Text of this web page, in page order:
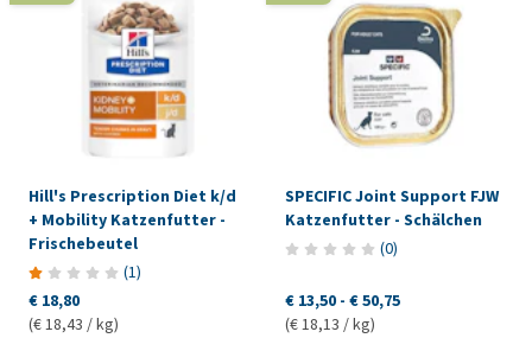
Hill's Prescription Diet k/d
+ Mobility Katzenfutter -
Frischebeutel
(1)
€ 18,80
(€ 18,43 / kg)
SPECIFIC Joint Support FJW
Katzenfutter - Schälchen
(0)
€ 13,50 - € 50,75
(€ 18,13 / kg)